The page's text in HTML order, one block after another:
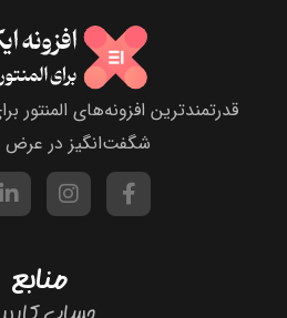
قدرتمندترین افزونه‌های
شگفت‌انگیز در عرض
منابع